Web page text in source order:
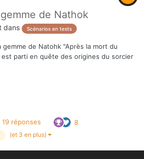
de Nathok
dans Scénarios en tests
gemme de Natohk "Après la mort du
parti en quête des origines du sorcier
le temple désormais enfoui sous les
stygi...
19 réponses 8
(et 3 en plus)